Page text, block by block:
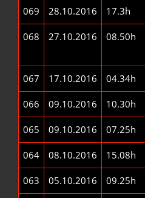
069 28.10.2016 17.3h
068 27.10.2016 08.50h
067 17.10.2016 04.34h
066 09.10.2016 10.30h
065 09.10.2016 07.25h
064 08.10.2016 15.08h
063 05.10.2016 09.25h